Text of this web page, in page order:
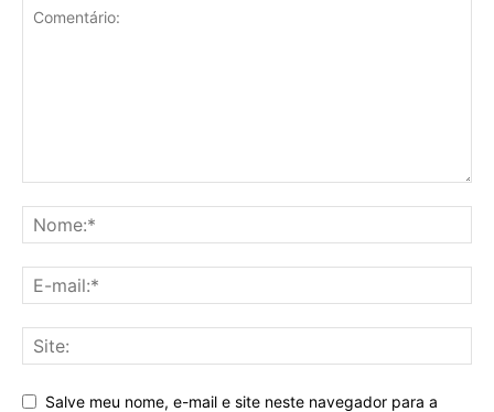
Salve meu nome, e-mail e site neste navegador para a